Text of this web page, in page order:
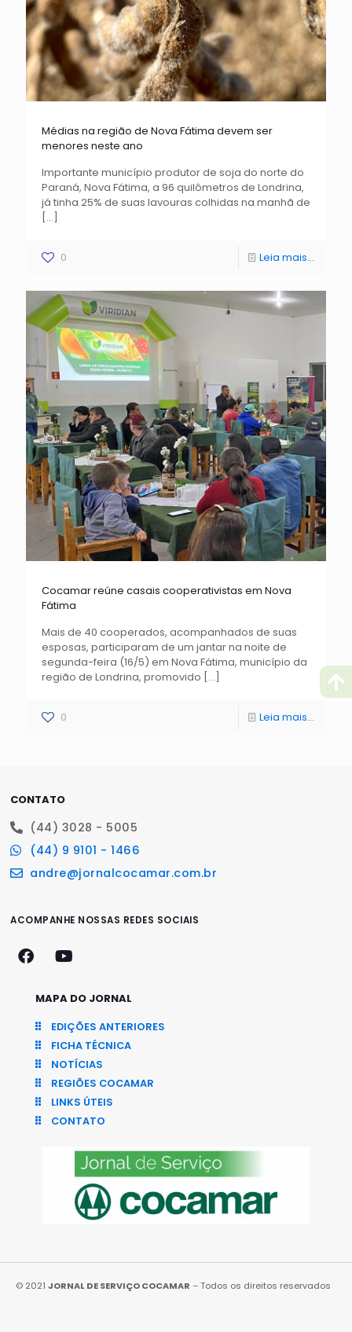
Médias na região de Nova Fátima devem ser
menores neste ano
Importante município produtor de soja do norte do
Paraná, Nova Fátima, a 96 quilômetros de Londrina,
já tinha 25% de suas lavouras colhidas na manhã de
[…]
0 Leia mais...
Cocamar reúne casais cooperativistas em Nova
Fátima
Mais de 40 cooperados, acompanhados de suas
esposas, participaram de um jantar na noite de
segunda-feira (16/5) em Nova Fátima, município da
região de Londrina, promovido […]
0 Leia mais...
CONTATO
(44) 3028 - 5005
(44) 9 9101 - 1466
andre@jornalcocamar.com.br
ACOMPANHE NOSSAS REDES SOCIAIS
MAPA DO JORNAL
EDIÇÕES ANTERIORES
FICHA TÉCNICA
NOTÍCIAS
REGIÕES COCAMAR
LINKS ÚTEIS
CONTATO
© 2021 JORNAL DE SERVIÇO COCAMAR – Todos os direitos reservados